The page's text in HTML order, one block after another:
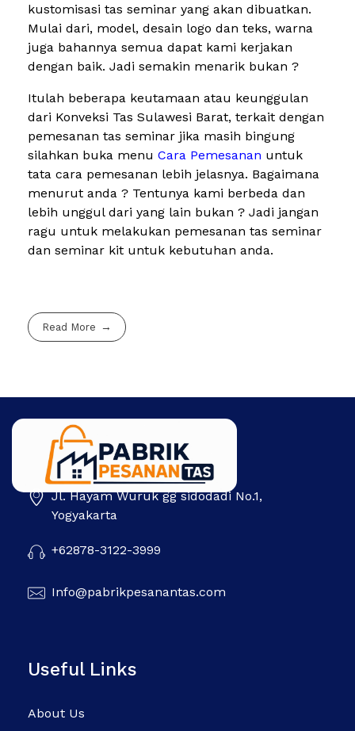
kustomisasi tas seminar yang akan dibuatkan.
Mulai dari, model, desain logo dan teks, warna
juga bahannya semua dapat kami kerjakan
dengan baik. Jadi semakin menarik bukan ?
Itulah beberapa keutamaan atau keunggulan
dari Konveksi Tas Sulawesi Barat, terkait dengan
pemesanan tas seminar jika masih bingung
silahkan buka menu Cara Pemesanan untuk
tata cara pemesanan lebih jelasnya. Bagaimana
menurut anda ? Tentunya kami berbeda dan
lebih unggul dari yang lain bukan ? Jadi jangan
ragu untuk melakukan pemesanan tas seminar
dan seminar kit untuk kebutuhan anda.
Read More
Pabrik Pesanan Tas Jl. Hayam Wuruk gg sidodadi No.1,
Yogyakarta
+62878-3122-3999
Info@pabrikpesanantas.com
Useful Links
About Us